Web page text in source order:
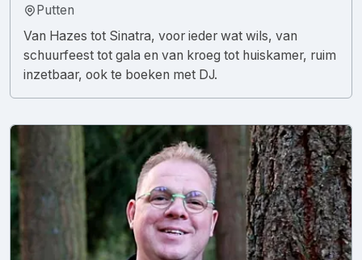
Putten
Van Hazes tot Sinatra, voor ieder wat wils, van
schuurfeest tot gala en van kroeg tot huiskamer, ruim
inzetbaar, ook te boeken met DJ.